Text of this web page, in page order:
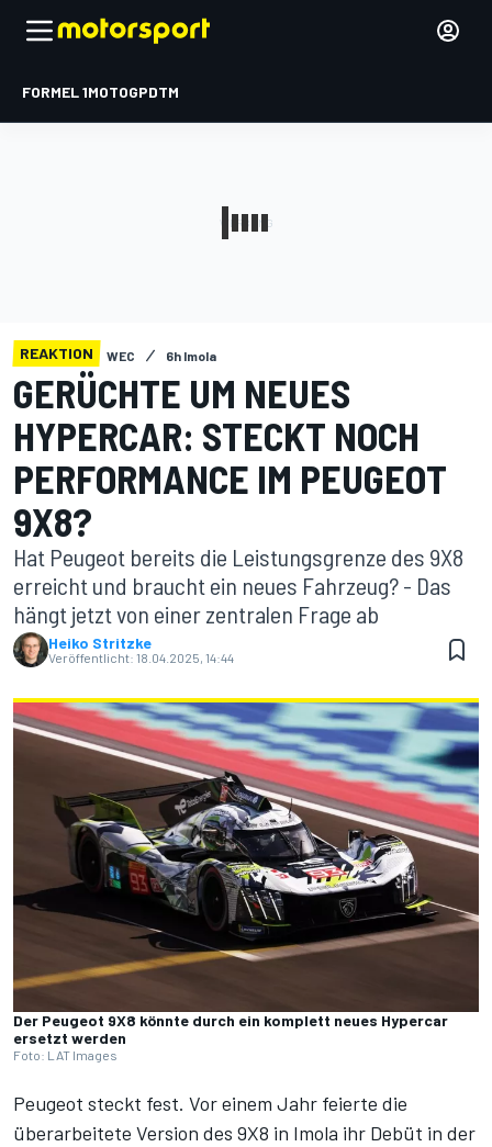
FORMEL 1MOTOGPDTM
REAKTION WEC 6h Imola
GERÜCHTE UM NEUES
HYPERCAR: STECKT NOCH
PERFORMANCE IM PEUGEOT
9X8?
Hat Peugeot bereits die Leistungsgrenze des 9X8
erreicht und braucht ein neues Fahrzeug? - Das
hängt jetzt von einer zentralen Frage ab
Heiko Stritzke
Veröffentlicht: 18.04.2025, 14:44
Der Peugeot 9X8 könnte durch ein komplett neues Hypercar
ersetzt werden
Foto: LAT Images
Peugeot steckt fest. Vor einem Jahr feierte die
überarbeitete Version des 9X8 in Imola ihr Debüt in der